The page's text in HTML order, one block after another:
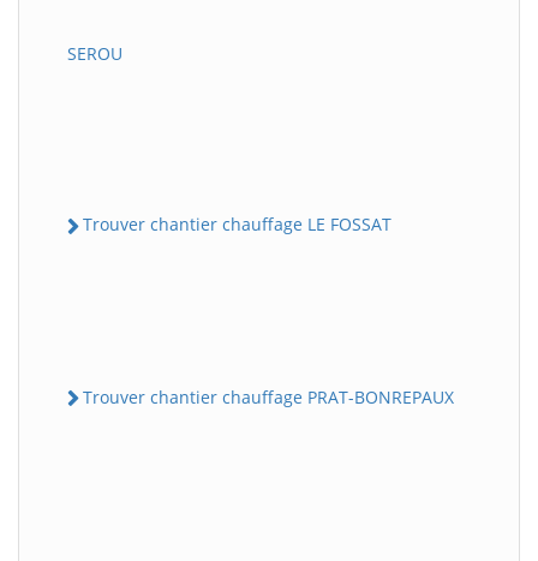
SEROU
Trouver chantier chauffage LE FOSSAT
Trouver chantier chauffage PRAT-BONREPAUX